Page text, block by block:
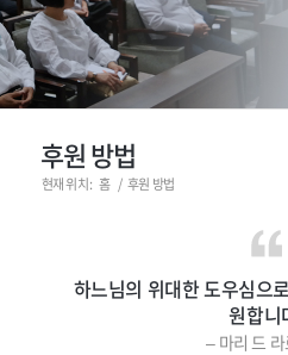
후원 방법
현재 위치: 홈 / 후원 방법
하느님의 위대한 도우심으
원합니
– 마리 드